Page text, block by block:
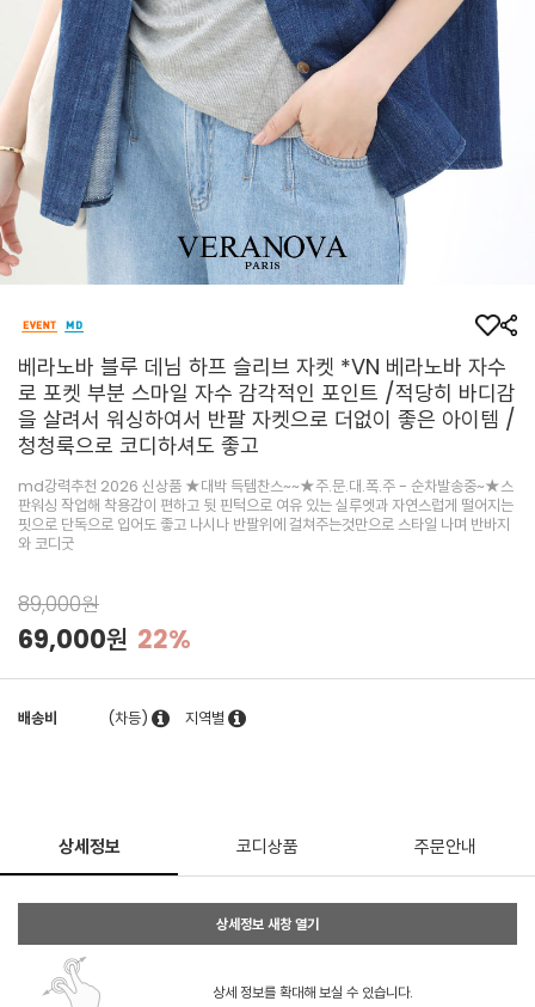
베라노바 블루 데님 하프 슬리브 자켓 *VN 베라노바 자수
로 포켓 부분 스마일 자수 감각적인 포인트 /적당히 바디감
을 살려서 워싱하여서 반팔 자켓으로 더없이 좋은 아이템 /
청청룩으로 코디하셔도 좋고
md강력추천 2026 신상품 ★대박 득템찬스~~★주.문.대.폭.주 - 순차발송중~★스
판워싱 작업해 착용감이 편하고 뒷 핀턱으로 여유 있는 실루엣과 자연스럽게 떨어지는
핏으로 단독으로 입어도 좋고 나시나 반팔위에 걸쳐주는것만으로 스타일 나며 반바지
와 코디굿
89,000원
69,000원 22%
배송비 (차등) 지역별
상세정보 코디상품 주문안내
상세정보 새창 열기
상세 정보를 확대해 보실 수 있습니다.